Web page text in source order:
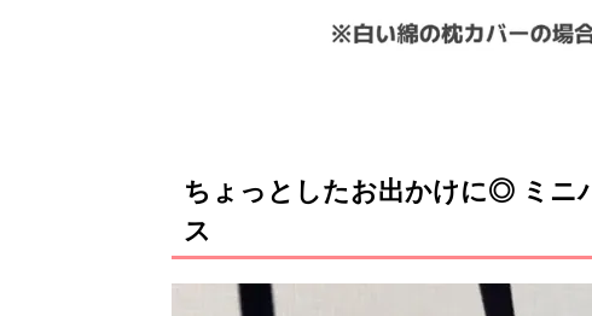
ちょっとしたお出かけに◎ ミニ
ス